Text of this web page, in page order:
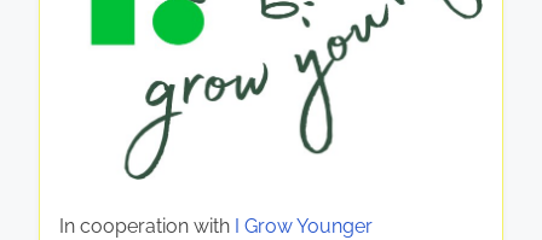
In cooperation with I Grow Younger